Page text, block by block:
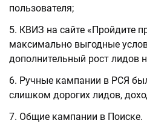
пользователя;
КВИЗ на сайте «Пройдите
максимально выгодные
дополнительный рост лидов
Ручные кампании в РСЯ
слишком дорогих лидов,
Общие кампании в Поиске.